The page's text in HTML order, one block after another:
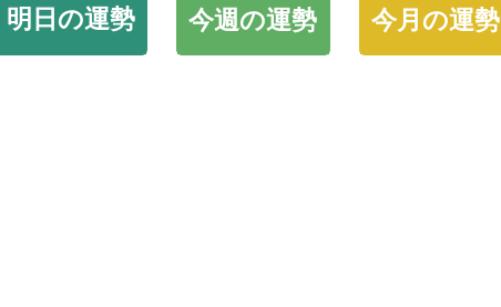
明日の運勢 今週の運勢 今月の運勢